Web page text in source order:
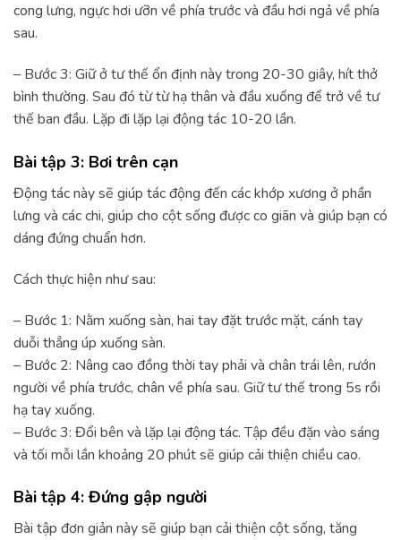
cong lưng, ngực hơi ưỡn về phía trước và đầu hơi ngả về phía
sau.
– Bước 3: Giữ ở tư thế ổn định này trong 20-30 giây, hít thở
bình thường. Sau đó từ từ hạ thân và đầu xuống để trở về tư
thế ban đầu. Lặp đi lặp lại động tác 10-20 lần.
Bài tập 3: Bơi trên cạn
Động tác này sẽ giúp tác động đến các khớp xương ở phần
lưng và các chi, giúp cho cột sống được co giãn và giúp bạn có
dáng đứng chuẩn hơn.
Cách thực hiện như sau:
– Bước 1: Nằm xuống sàn, hai tay đặt trước mặt, cánh tay
duỗi thẳng úp xuống sàn.
– Bước 2: Nâng cao đồng thời tay phải và chân trái lên, rướn
người về phía trước, chân về phía sau. Giữ tư thế trong 5s rồi
hạ tay xuống.
– Bước 3: Đổi bên và lặp lại động tác. Tập đều đặn vào sáng
và tối mỗi lần khoảng 20 phút sẽ giúp cải thiện chiều cao.
Bài tập 4: Đứng gập người
Bài tập đơn giản này sẽ giúp bạn cải thiện cột sống, tăng